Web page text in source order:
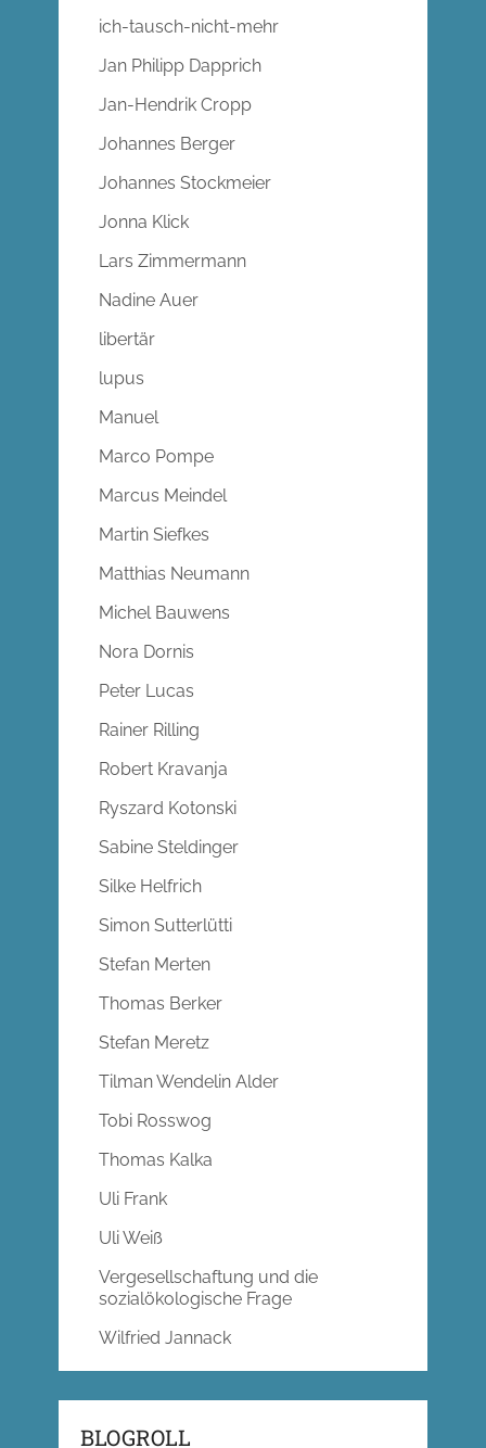
ich-tausch-nicht-mehr
Jan Philipp Dapprich
Jan-Hendrik Cropp
Johannes Berger
Johannes Stockmeier
Jonna Klick
Lars Zimmermann
Nadine Auer
libertär
lupus
Manuel
Marco Pompe
Marcus Meindel
Martin Siefkes
Matthias Neumann
Michel Bauwens
Nora Dornis
Peter Lucas
Rainer Rilling
Robert Kravanja
Ryszard Kotonski
Sabine Steldinger
Silke Helfrich
Simon Sutterlütti
Stefan Merten
Thomas Berker
Stefan Meretz
Tilman Wendelin Alder
Tobi Rosswog
Thomas Kalka
Uli Frank
Uli Weiß
Vergesellschaftung und die
sozialökologische Frage
Wilfried Jannack
BLOGROLL